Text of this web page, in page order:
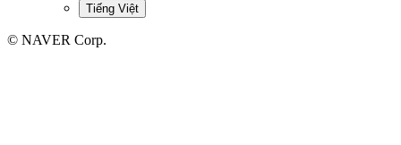
Tiếng Việt
© NAVER Corp.